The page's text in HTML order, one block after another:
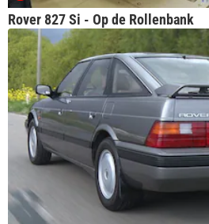
Rover 827 Si - Op de Rollenbank